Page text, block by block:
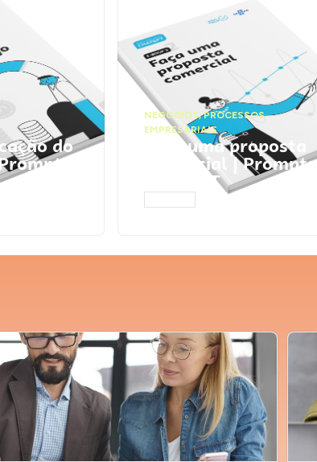
do
NEGÓCIOS,PROCESSOS
EMPRESARIAIS
Faça uma proposta
comercial | Prompts
ChatGPT